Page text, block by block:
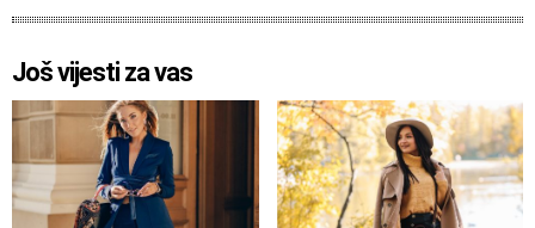
Još vijesti za vas